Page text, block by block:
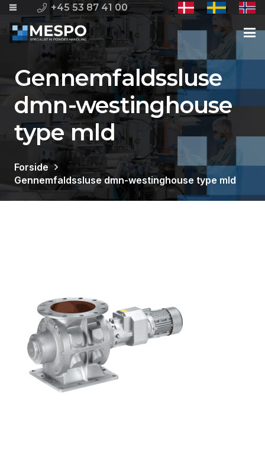
+45 53 87 41 00
Gennemfaldssluse
dmn-westinghouse
type mld
Forside
Gennemfaldssluse dmn-westinghouse type mld